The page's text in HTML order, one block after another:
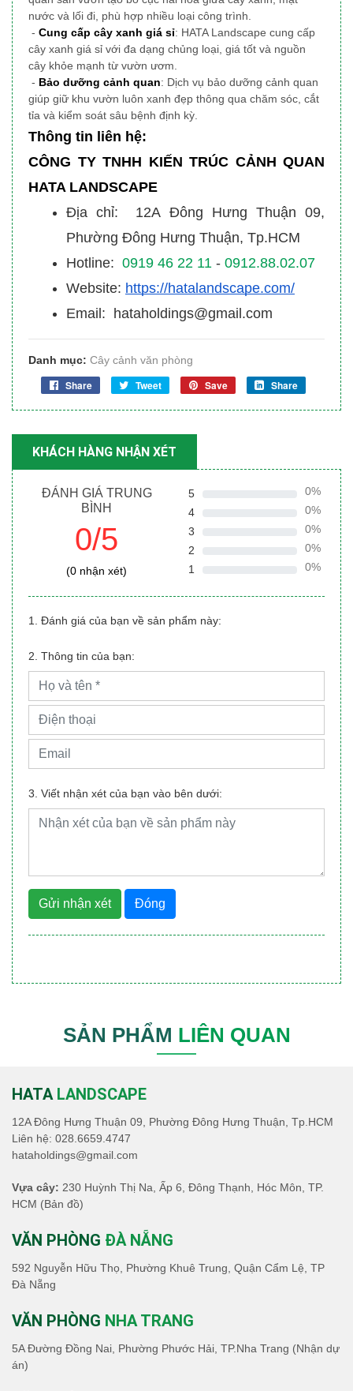
nước và lối đi, phù hợp nhiều loại công trình.
- Cung cấp cây xanh giá sỉ: HATA Landscape cung cấp
cây xanh giá sỉ với đa dạng chủng loại, giá tốt và nguồn
cây khỏe mạnh từ vườn ươm.
- Bảo dưỡng cảnh quan: Dịch vụ bảo dưỡng cảnh quan
giúp giữ khu vườn luôn xanh đẹp thông qua chăm sóc, cắt
tỉa và kiểm soát sâu bệnh định kỳ.
Thông tin liên hệ:
CÔNG TY TNHH KIẾN TRÚC CẢNH QUAN
HATA LANDSCAPE
Địa chỉ: 12A Đông Hưng Thuận 09,
Phường Đông Hưng Thuận, Tp.HCM
Hotline: 0919 46 22 11 - 0912.88.02.07
Website: https://hatalandscape.com/
Email: hataholdings@gmail.com
Danh mục: Cây cảnh văn phòng
Share Tweet Save Share
KHÁCH HÀNG NHẬN XÉT
ĐÁNH GIÁ TRUNG
BÌNH
0/5
(0 nhận xét)
5
0%
4
0%
3
0%
2
0%
1
0%
1. Đánh giá của bạn về sản phẩm này:
2. Thông tin của bạn:
3. Viết nhận xét của bạn vào bên dưới:
Gửi nhận xét Đóng
SẢN PHẨM LIÊN QUAN
HATA LANDSCAPE
12A Đông Hưng Thuận 09, Phường Đông Hưng Thuận, Tp.HCM
Liên hệ: 028.6659.4747
hataholdings@gmail.com
Vựa cây: 230 Huỳnh Thị Na, Ấp 6, Đông Thạnh, Hóc Môn, TP.
HCM (Bản đồ)
VĂN PHÒNG ĐÀ NẴNG
592 Nguyễn Hữu Thọ, Phường Khuê Trung, Quận Cẩm Lệ, TP
Đà Nẵng
VĂN PHÒNG NHA TRANG
5A Đường Đồng Nai, Phường Phước Hải, TP.Nha Trang (Nhận dự
án)